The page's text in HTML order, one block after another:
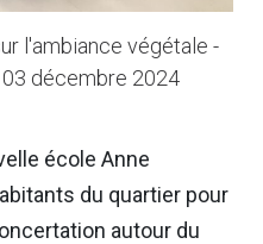
l'ambiance végétale -
décembre 2024
école Anne
du quartier pour
autour du